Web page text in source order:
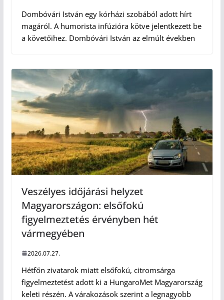
Dombóvári István egy kórházi szobából adott hírt
magáról. A humorista infúzióra kötve jelentkezett be
a követőihez. Dombóvári István az elmúlt években
Veszélyes időjárási helyzet
Magyarországon: elsőfokú
figyelmeztetés érvényben hét
vármegyében
2026.07.27.
Hétfőn zivatarok miatt elsőfokú, citromsárga
figyelmeztetést adott ki a HungaroMet Magyarország
keleti részén. A várakozások szerint a legnagyobb